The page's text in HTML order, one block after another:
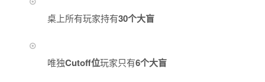
桌上所有玩家持有30个大盲
唯独Cutoff位玩家只有6个大盲